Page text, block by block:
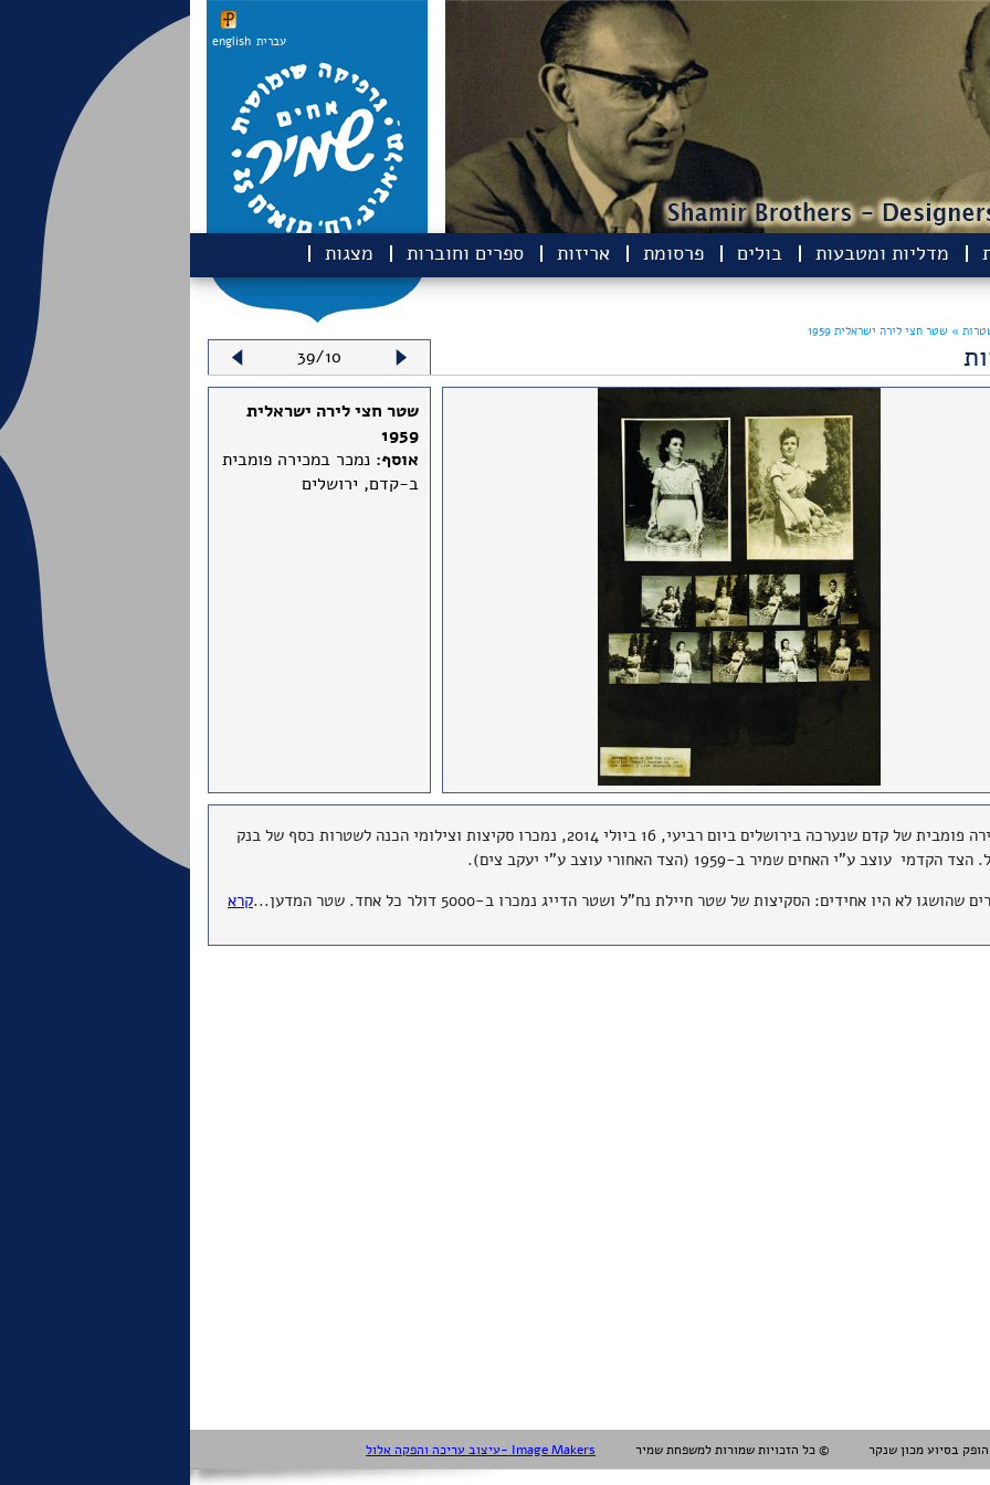
english עברית
מדליות ומטבעות בולים פרסומת אריזות ספרים וחוברות
מצגות
» שטר חצי לירה ישראלית 1959
39/10
שטר חצי לירה ישראלית
1959
אוסף: נמכר במכירה פומבית
ב-קדם, ירושלים
במכירה פומבית של קדם שנערכה בירושלים ביום רביעי, 16 ביולי 2014, נמכרו סקיצות וצילומי הכנה לשטרות כסף של בנק
הקדמי עוצב ע"י האחים שמיר ב-1959 (הצד האחורי עוצב ע"י יעקב צים).
שהושגו לא היו אחידים: הסקיצות של שטר חיילת נח"ל ושטר הדייג נמכרו ב-5000 דולר כל אחד. שטר המדען
...קרא
עיצוב עריכה והפקה אלול- Image Makers